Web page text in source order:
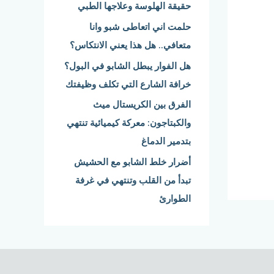
:
حقيقة الهلوسة وعلاجها الطبي
حلمت اني اتعاطى شبو وانا
متعافي.. هل هذا يعني الانتكاس؟
هل الفوار يبطل الشابو في البول؟
خرافة الشارع التي تكلف وظيفتك
الفرق بين الكريستال ميث
والكبتاجون: معركة كيميائية تنتهي
بتدمير الدماغ
أضرار خلط الشابو مع الحشيش
تبدأ من القلب وتنتهي في غرفة
الطوارئ